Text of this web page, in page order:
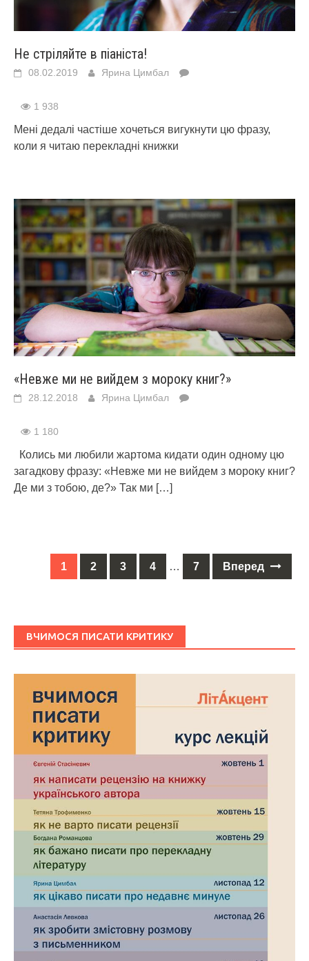
Не стріляйте в піаніста!
08.02.2019 Ярина Цимбал
1 938
Мені дедалі частіше хочеться вигукнути цю фразу,
коли я читаю перекладні книжки
«Невже ми не вийдем з мороку книг?»
28.12.2018 Ярина Цимбал
1 180
Колись ми любили жартома кидати один одному цю
загадкову фразу: «Невже ми не вийдем з мороку книг?
Де ми з тобою, де?» Так ми […]
Posts
1 2 3 4 … 7 Вперед
ВЧИМОСЯ ПИСАТИ КРИТИКУ